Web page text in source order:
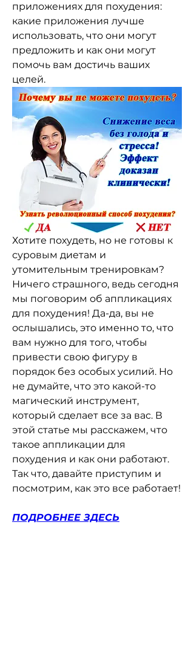
приложениях для похудения:
какие приложения лучше
использовать, что они могут
предложить и как они могут
помочь вам достичь ваших
целей.
Хотите похудеть, но не готовы к
суровым диетам и
утомительным тренировкам?
Ничего страшного, ведь сегодня
мы поговорим об аппликациях
для похудения! Да-да, вы не
ослышались, это именно то, что
вам нужно для того, чтобы
привести свою фигуру в
порядок без особых усилий. Но
не думайте, что это какой-то
магический инструмент,
который сделает все за вас. В
этой статье мы расскажем, что
такое аппликации для
похудения и как они работают.
Так что, давайте приступим и
посмотрим, как это все работает!
ПОДРОБНЕЕ ЗДЕСЬ